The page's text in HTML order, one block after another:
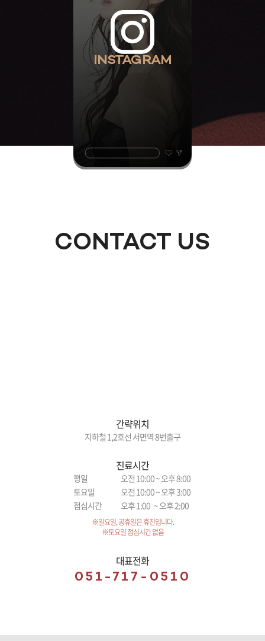
INSTAGRAM
CONTACT US
간략위치
지하철 1,2호선 서면역 8번출구
진료시간
평일
오전 10:00 ~ 오후 8:00
토요일
오전 10:00 ~ 오후 3:00
점심시간
오후 1:00 ~ 오후 2:00
※일요일, 공휴일은 휴진입니다.
※토요일 점심시간 없음
대표전화
051-717-0510